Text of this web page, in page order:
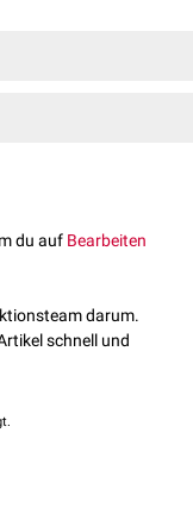
Mündungsbereich liegt
(Anulus fibrosus)
in Richtung des Vorhofs
Band III:
Haustiere. Parey, 2004.
du auf Bearbeiten
darum.
schnell und